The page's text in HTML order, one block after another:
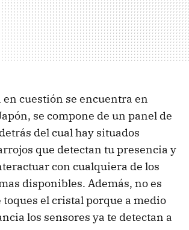
cuestión se encuentra en
se compone de un panel de
del cual hay situados
que detectan tu presencia y
con cualquiera de los
disponibles. Además, no es
toques el cristal porque a medio
los sensores ya te detectan a